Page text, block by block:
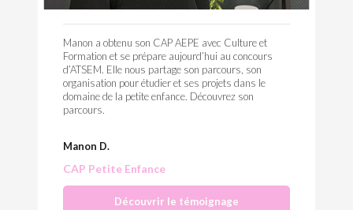
Manon a obtenu son CAP AEPE avec Culture et
Formation et se prépare aujourd’hui au concours
d’ATSEM. Elle nous partage son parcours, son
organisation pour étudier et ses projets dans le
domaine de la petite enfance. Découvrez son
parcours.
Manon D.
CAP Petite Enfance
Découvrir le témoignage